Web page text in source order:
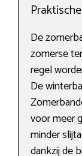
De
zomerse
regel
De
voor meer
minder
dankzij de